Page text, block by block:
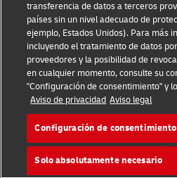
Síganos
2026 © - todos los
transferencia de datos a terceros
países sin un nivel adecuado de
ejemplo, Estados Unidos). Para más
incluyendo el tratamiento de datos
proveedores y la posibilidad de
en cualquier momento, consulte su
"Configuración de consentimiento" y
Aviso de privacidad Aviso legal
Configuración de consentimiento
Solo absolutamente necesario